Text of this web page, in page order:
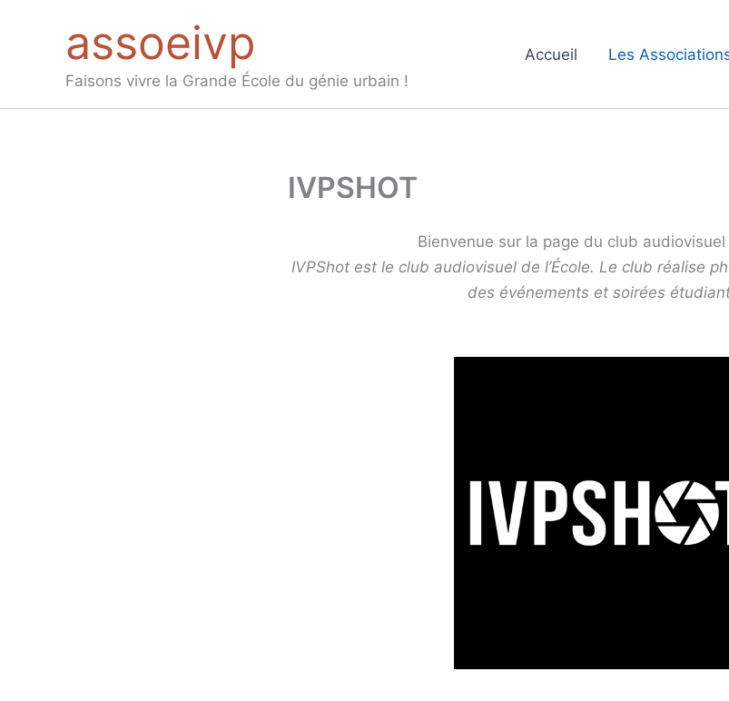
assoeivp
Faisons vivre la Grande École du génie urbain !
Accueil Les
IVPSHOT
Bienvenue sur la page du club audiovisuel
IVPShot est le club audiovisuel de l’École. Le club réalise
des événements et soirées